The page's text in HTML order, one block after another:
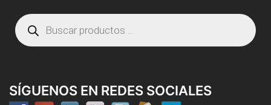
Búsqueda
de
productos
SÍGUENOS EN REDES SOCIALES